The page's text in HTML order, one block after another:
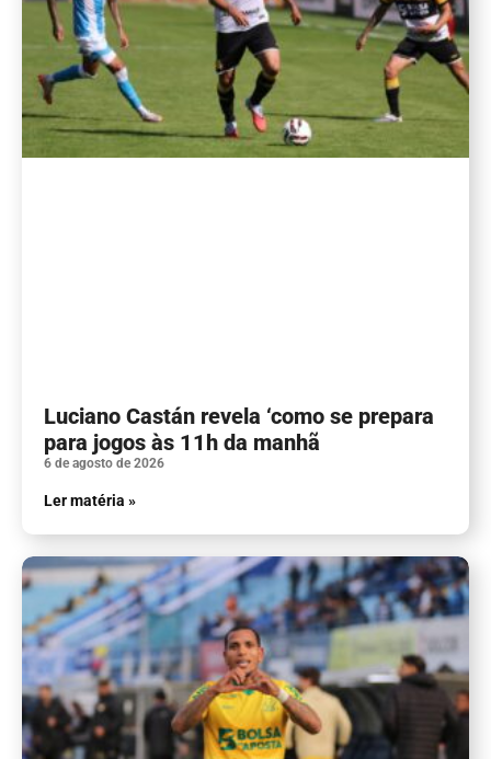
Luciano Castán revela ‘como se prepara
para jogos às 11h da manhã
6 de agosto de 2026
Ler matéria »